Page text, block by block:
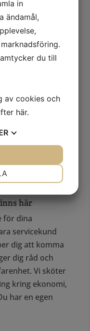
vara flexkund
ta hand om
utan att
utser
del i ansvaret
och du
här
för dina
servicekund
dig att komma
dig råd och
Vi sköter
kring ekonomi,
har en egen
in
ändamål,
du till
av cookies och
här.
STATISTIK